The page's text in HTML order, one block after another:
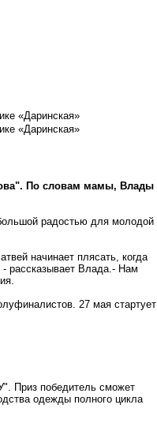
«Даринская»
«Даринская»
По словам мамы, Влады
радостью для молодой
начинает плясать, когда
рассказывает Влада.- Нам
27 мая стартует
Приз победитель сможет
одежды полного цикла